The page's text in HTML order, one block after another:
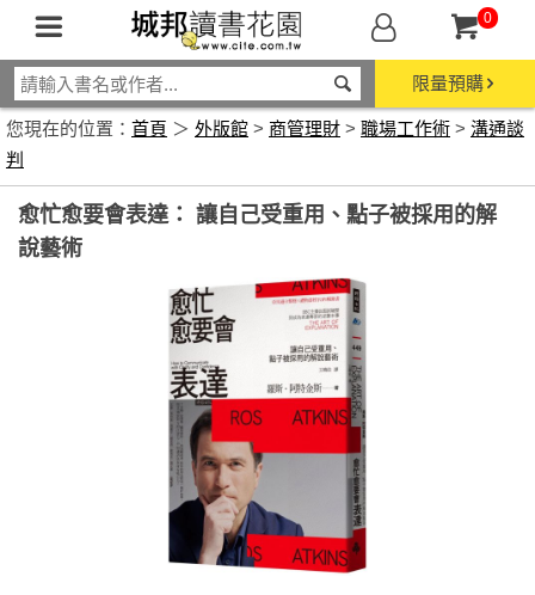
0
限量預購
您現在的位置： 首頁 ＞ 外版館 > 商管理財 > 職場工作術 > 溝通談
判
愈忙愈要會表達： 讓自己受重用、點子被採用的解
說藝術